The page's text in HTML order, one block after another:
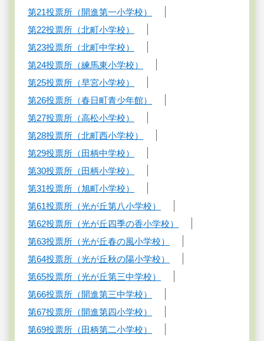
第21投票所（開進第一小学校）
第22投票所（北町小学校）
第23投票所（北町中学校）
第24投票所（練馬東小学校）
第25投票所（早宮小学校）
第26投票所（春日町青少年館）
第27投票所（高松小学校）
第28投票所（北町西小学校）
第29投票所（田柄中学校）
第30投票所（田柄小学校）
第31投票所（旭町小学校）
第61投票所（光が丘第八小学校）
第62投票所（光が丘四季の香小学校）
第63投票所（光が丘春の風小学校）
第64投票所（光が丘秋の陽小学校）
第65投票所（光が丘第三中学校）
第66投票所（開進第三中学校）
第67投票所（開進第四小学校）
第69投票所（田柄第二小学校）